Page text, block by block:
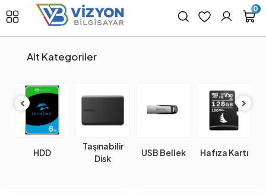
0
Alt Kategoriler
HDD
Taşınabilir
Disk
USB Bellek Hafıza Kartı